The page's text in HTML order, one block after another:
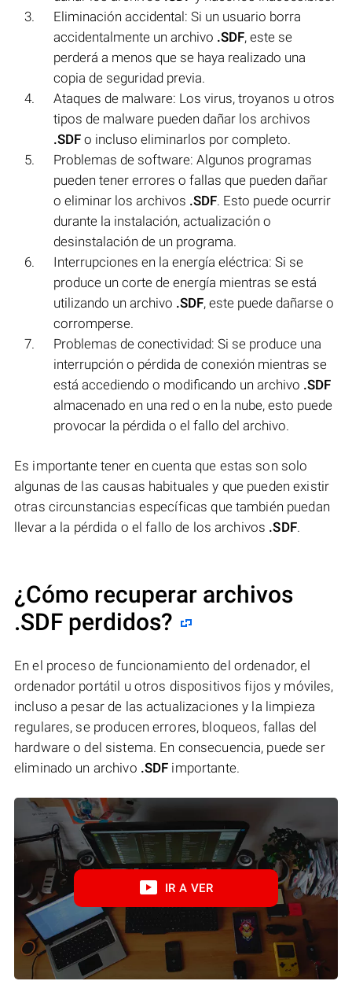
Eliminación accidental: Si un usuario borra
accidentalmente un archivo .SDF, este se
perderá a menos que se haya realizado una
copia de seguridad previa.
Ataques de malware: Los virus, troyanos u otros
tipos de malware pueden dañar los archivos
.SDF o incluso eliminarlos por completo.
Problemas de software: Algunos programas
pueden tener errores o fallas que pueden dañar
o eliminar los archivos .SDF. Esto puede ocurrir
durante la instalación, actualización o
desinstalación de un programa.
Interrupciones en la energía eléctrica: Si se
produce un corte de energía mientras se está
utilizando un archivo .SDF, este puede dañarse o
corromperse.
Problemas de conectividad: Si se produce una
interrupción o pérdida de conexión mientras se
está accediendo o modificando un archivo .SDF
almacenado en una red o en la nube, esto puede
provocar la pérdida o el fallo del archivo.
Es importante tener en cuenta que estas son solo
algunas de las causas habituales y que pueden existir
otras circunstancias específicas que también puedan
llevar a la pérdida o el fallo de los archivos .SDF.
¿Cómo recuperar archivos
.SDF perdidos?
En el proceso de funcionamiento del ordenador, el
ordenador portátil u otros dispositivos fijos y móviles,
incluso a pesar de las actualizaciones y la limpieza
regulares, se producen errores, bloqueos, fallas del
hardware o del sistema. En consecuencia, puede ser
eliminado un archivo .SDF importante.
IR A VER